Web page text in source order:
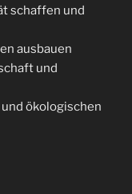
schaffen und
ausbauen
und
ökologischen